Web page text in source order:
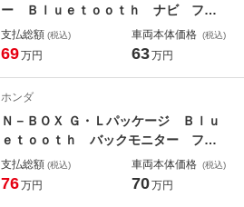
ー Ｂｌｕｅｔｏｏｔｈ ナビ フル
セグＴＶ ＣＤ ＤＶＤ プッシュス
タート スマートキー ベンチシー
支払総額 (税込)
69万円
車両本体価格 (税込)
63万円
ホンダ
Ｎ－ＢＯＸ Ｇ・Ｌパッケージ Ｂｌｕ
ｅｔｏｏｔｈ バックモニター フル
セグＴＶ ナビ ステアリングリモコ
ン 両側パワースライドドア ＥＴ
支払総額 (税込)
76万円
車両本体価格 (税込)
70万円